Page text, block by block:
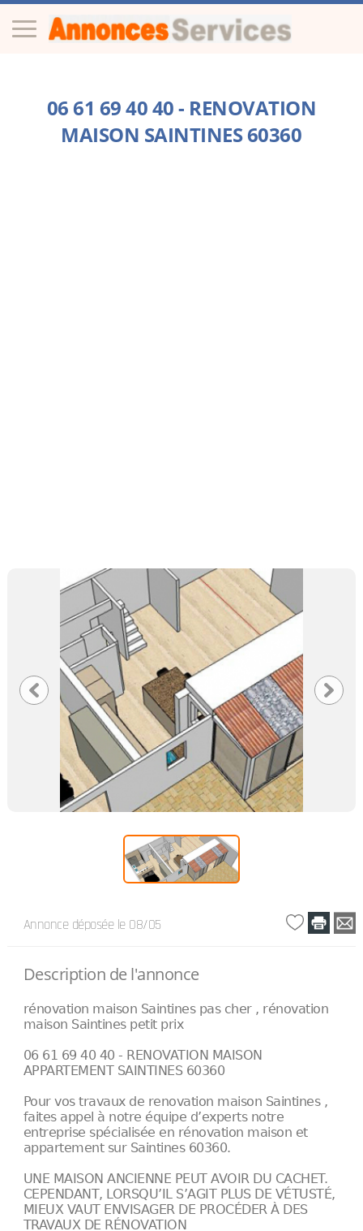
06 61 69 40 40 - RENOVATION
MAISON SAINTINES 60360
Annonce déposée le 08/05
Description de l'annonce
rénovation maison Saintines pas cher , rénovation
maison Saintines petit prix
06 61 69 40 40 - RENOVATION MAISON
APPARTEMENT SAINTINES 60360
Pour vos travaux de renovation maison Saintines ,
faites appel à notre équipe d’experts notre
entreprise spécialisée en rénovation maison et
appartement sur Saintines 60360.
UNE MAISON ANCIENNE PEUT AVOIR DU CACHET.
CEPENDANT, LORSQU’IL S’AGIT PLUS DE VÉTUSTÉ,
MIEUX VAUT ENVISAGER DE PROCÉDER À DES
TRAVAUX DE RÉNOVATION